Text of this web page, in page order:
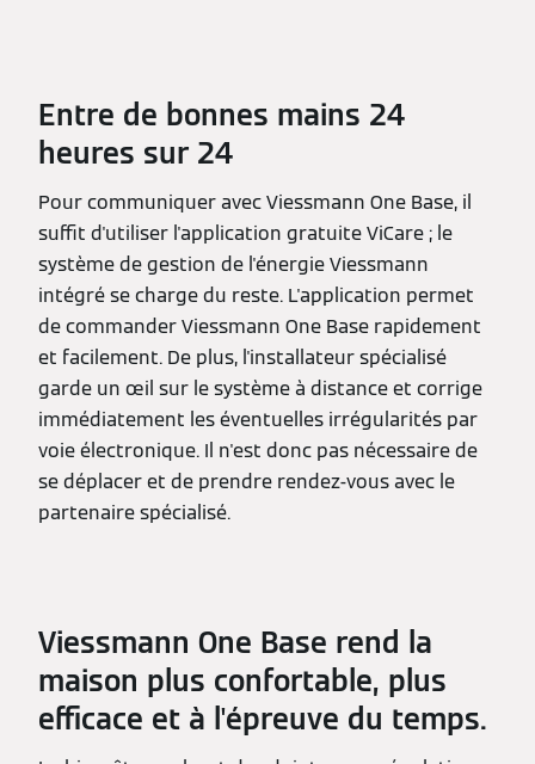
Entre de bonnes mains 24
heures sur 24
Pour communiquer avec Viessmann One Base, il
suffit d'utiliser l'application gratuite ViCare ; le
système de gestion de l'énergie Viessmann
intégré se charge du reste. L'application permet
de commander Viessmann One Base rapidement
et facilement. De plus, l'installateur spécialisé
garde un œil sur le système à distance et corrige
immédiatement les éventuelles irrégularités par
voie électronique. Il n'est donc pas nécessaire de
se déplacer et de prendre rendez-vous avec le
partenaire spécialisé.
Viessmann One Base rend la
maison plus confortable, plus
efficace et à l'épreuve du temps.